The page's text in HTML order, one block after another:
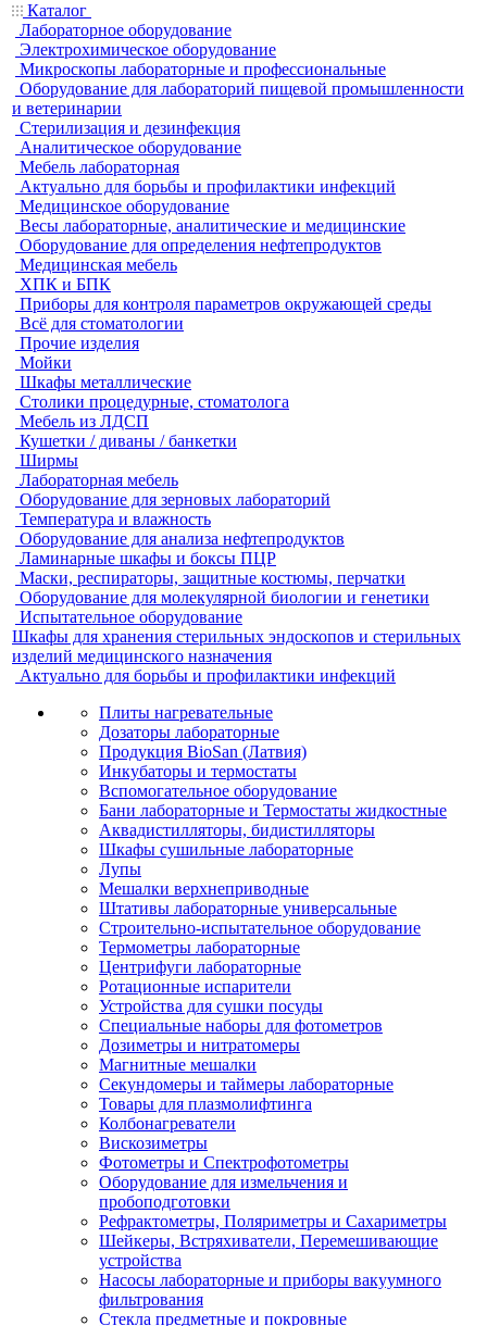
Каталог
Лабораторное оборудование
Электрохимическое оборудование
Микроскопы лабораторные и профессиональные
Оборудование для лабораторий пищевой промышленности
и ветеринарии
Стерилизация и дезинфекция
Аналитическое оборудование
Мебель лабораторная
Актуально для борьбы и профилактики инфекций
Медицинское оборудование
Весы лабораторные, аналитические и медицинские
Оборудование для определения нефтепродуктов
Медицинская мебель
ХПК и БПК
Приборы для контроля параметров окружающей среды
Всё для стоматологии
Прочие изделия
Мойки
Шкафы металлические
Столики процедурные, стоматолога
Мебель из ЛДСП
Кушетки / диваны / банкетки
Ширмы
Лабораторная мебель
Оборудование для зерновых лабораторий
Температура и влажность
Оборудование для анализа нефтепродуктов
Ламинарные шкафы и боксы ПЦР
Маски, респираторы, защитные костюмы, перчатки
Оборудование для молекулярной биологии и генетики
Испытательное оборудование
Шкафы для хранения стерильных эндоскопов и стерильных
изделий медицинского назначения
Актуально для борьбы и профилактики инфекций
Плиты нагревательные
Дозаторы лабораторные
Продукция BioSan (Латвия)
Инкубаторы и термостаты
Вспомогательное оборудование
Бани лабораторные и Термостаты жидкостные
Аквадистилляторы, бидистилляторы
Шкафы сушильные лабораторные
Лупы
Мешалки верхнеприводные
Штативы лабораторные универсальные
Строительно-испытательное оборудование
Термометры лабораторные
Центрифуги лабораторные
Ротационные испарители
Устройства для сушки посуды
Специальные наборы для фотометров
Дозиметры и нитратомеры
Магнитные мешалки
Секундомеры и таймеры лабораторные
Товары для плазмолифтинга
Колбонагреватели
Вискозиметры
Фотометры и Спектрофотометры
Оборудование для измельчения и
пробоподготовки
Рефрактометры, Поляриметры и Сахариметры
Шейкеры, Встряхиватели, Перемешивающие
устройства
Насосы лабораторные и приборы вакуумного
фильтрования
Стекла предметные и покровные